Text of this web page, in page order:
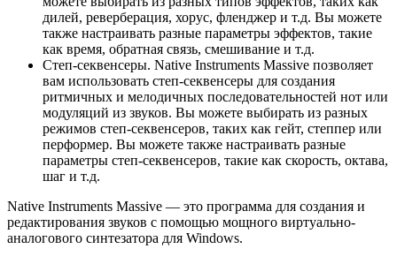
дилей, реверберация, хорус, фленджер и т.д. Вы можете
также настраивать разные параметры эффектов, такие
как время, обратная связь, смешивание и т.д.
Степ-секвенсеры. Native Instruments Massive позволяет
вам использовать степ-секвенсеры для создания
ритмичных и мелодичных последовательностей нот или
модуляций из звуков. Вы можете выбирать из разных
режимов степ-секвенсеров, таких как гейт, степпер или
перформер. Вы можете также настраивать разные
параметры степ-секвенсеров, такие как скорость, октава,
шаг и т.д.
Native Instruments Massive — это программа для создания и
редактирования звуков с помощью мощного виртуально-
аналогового синтезатора для Windows.